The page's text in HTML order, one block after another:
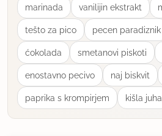
marinada vanilijin ekstrakt
tešto za pico pecen paradiznik
ćokolada smetanovi piskoti
enostavno pecivo naj biskvit
paprika s krompirjem kišla juha